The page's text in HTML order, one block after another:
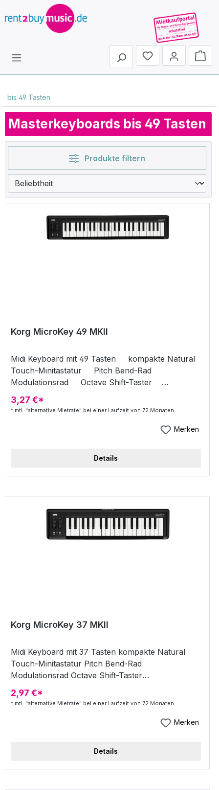
Du hast 0 Produkte
bis 49 Tasten
Masterkeyboards bis 49 Tasten
Produkte filtern
Korg MicroKey 49 MKII
Midi Keyboard mit 49 Tasten kompakte Natural
Touch-Minitastatur Pitch Bend-Rad
Modulationsrad Octave Shift-Taster
Stromversorgung: per USB Lieferumfang: Korg
Software Bundle, USB Kabel
3,27 €*
* mtl. "alternative Mietrate" bei einer Laufzeit von 72 Monaten
Merken
Details
Korg MicroKey 37 MKII
Midi Keyboard mit 37 Tasten kompakte Natural
Touch-Minitastatur Pitch Bend-Rad
Modulationsrad Octave Shift-Taster
Stromversorgung: per USB Abmessungen (B x T
x H): 565 x 139 x 54 mm Lieferumfang: Korg
2,97 €*
* mtl. "alternative Mietrate" bei einer Laufzeit von 72 Monaten
Merken
Details